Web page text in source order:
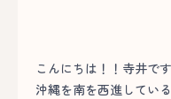
こんにちは！！寺井で
沖縄を南を西進してい